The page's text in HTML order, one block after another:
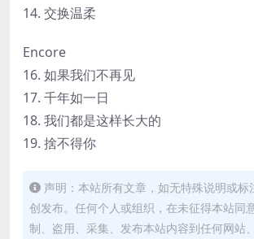
14. 交换温柔
Encore
16. 如果我们不再见
17. 千年如一日
18. 我们都是这样长大的
19. 捨不得你
声明：本站所有文章，如无特殊说明或标
创发布。任何个人或组织，在未征得本站同
制、盗用、采集、发布本站内容到任何网站